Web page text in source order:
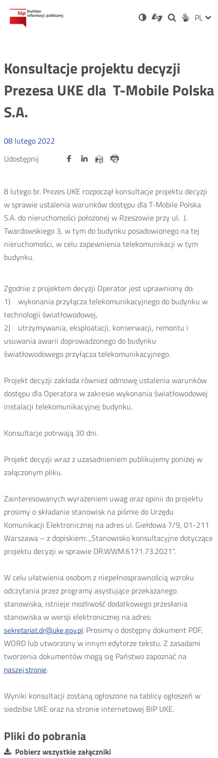
Ustawienia
Wersja
kontrastowa
Dla
niesłyszących
OtwórzOtwórz
w
Otwórz
w
Social PL
Konsultacje projektu decyzji
Prezesa UKE dla T-Mobile Polska
S.A.
08 lutego 2022
Udostępnij
Udostępnij
Otwórz Udostępnij
na
OtwórzUdostępnij
na
OtwórzUdostępnij
przez
8 lutego br. Prezes UKE rozpoczął konsultacje projektu decyzji
w sprawie ustalenia warunków dostępu dla T-Mobile Polska
S.A. do nieruchomości położonej w Rzeszowie przy ul. J.
Twardowskiego 3, w tym do budynku posadowionego na tej
nieruchomości, w celu zapewnienia telekomunikacji w tym
budynku.
Zgodnie z projektem decyzji Operator jest uprawniony do:
1) wykonania przyłącza telekomunikacyjnego do budynku w
technologii światłowodowej,
2) utrzymywania, eksploatacji, konserwacji, remontu i
usuwania awarii doprowadzonego do budynku
światłowodowego przyłącza telekomunikacyjnego.
Projekt decyzji zakłada również odmowę ustalenia warunków
dostępu dla Operatora w zakresie wykonania światłowodowej
instalacji telekomunikacyjnej budynku.
Konsultacje potrwają 30 dni.
Projekt decyzji wraz z uzasadnieniem publikujemy poniżej w
załączonym pliku.
Zainteresowanych wyrażeniem uwag oraz opinii do projektu
prosimy o składanie stanowisk na piśmie do Urzędu
Komunikacji Elektronicznej na adres ul. Giełdowa 7/9, 01-211
Warszawa – z dopiskiem: „Stanowisko konsultacyjne dotyczące
projektu decyzji w sprawie DR.WWM.6171.73.2021”.
W celu ułatwienia osobom z niepełnosprawnością wzroku
odczytania przez programy asystujące przekazanego
stanowiska, istnieje możliwość dodatkowego przesłania
stanowiska w wersji elektronicznej na adres:
sekretariat.dr@uke.gov.pl. Prosimy o dostępny dokument PDF,
WORD lub utworzony w innym edytorze tekstu. Z zasadami
tworzenia dokumentów mogą się Państwo zapoznać na
naszej stronie.
Wyniki konsultacji zostaną ogłoszone na tablicy ogłoszeń w
siedzibie UKE oraz na stronie internetowej BIP UKE.
Pliki do pobrania
Pobierz wszystkie załączniki